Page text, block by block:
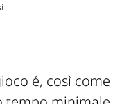
é, così come